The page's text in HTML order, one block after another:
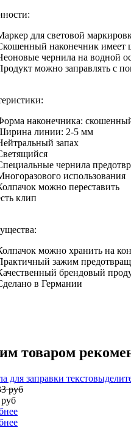
для световой
наконечник
чернила на водной
можно заправлять с
наконечника:
линии: 2-5 мм
запах
чернила
использования
можно переставить
клип
можно хранить на
зажим
брендовый
в Германии
товаром
для заправки
руб